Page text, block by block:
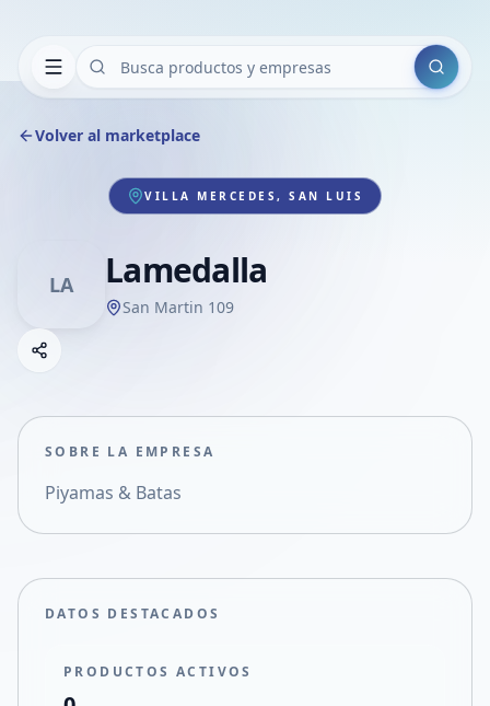
Buscar
Volver al marketplace
VILLA MERCEDES, SAN LUIS
LA Lamedalla
San Martin 109
Compartir empresa
Compartir en X
SOBRE LA EMPRESA
Piyamas & Batas
DATOS DESTACADOS
PRODUCTOS ACTIVOS